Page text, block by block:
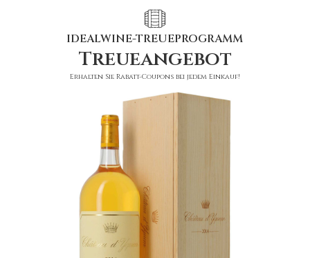
IDEALWINE-TREUEPROGRAMM
Treueangebot
Erhalten Sie Rabatt-Coupons bei jedem Einkauf!